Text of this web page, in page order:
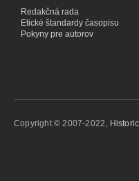
Redakčná rada
Etické štandardy časopisu
Pokyny pre autorov
Copyright © 2007-2022,